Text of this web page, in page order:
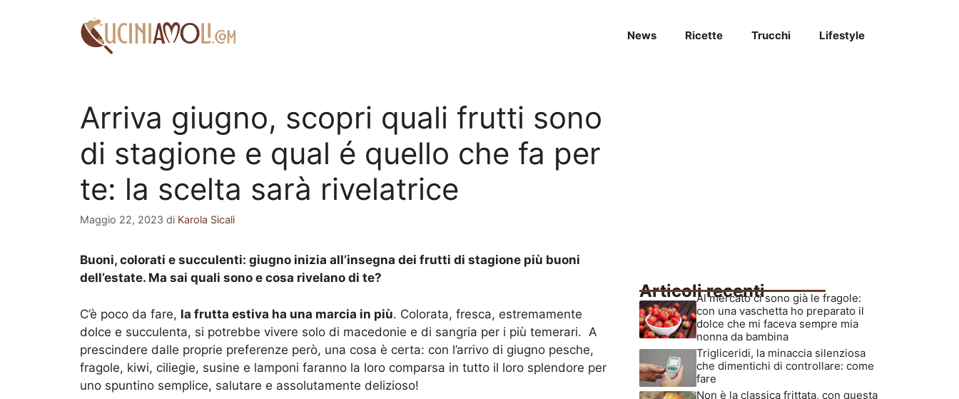
News Ricette Trucchi Lifestyle
Arriva giugno, scopri quali frutti sono
di stagione e qual é quello che fa per
te: la scelta sarà rivelatrice
Maggio 22, 2023 di Karola Sicali
Buoni, colorati e succulenti: giugno inizia all’insegna dei frutti di stagione più buoni
dell’estate. Ma sai quali sono e cosa rivelano di te?
C’è poco da fare, la frutta estiva ha una marcia in più. Colorata, fresca, estremamente
dolce e succulenta, si potrebbe vivere solo di macedonie e di sangria per i più temerari. A
prescindere dalle proprie preferenze però, una cosa è certa: con l’arrivo di giugno pesche,
fragole, kiwi, ciliegie, susine e lamponi faranno la loro comparsa in tutto il loro splendore per
uno spuntino semplice, salutare e assolutamente delizioso!
Articoli recenti
Al mercato ci sono già le fragole:
con una vaschetta ho preparato il
dolce che mi faceva sempre mia
nonna da bambina
Trigliceridi, la minaccia silenziosa
che dimentichi di controllare: come
fare
Non è la classica frittata, con questa